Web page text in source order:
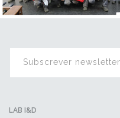
LAB I&D